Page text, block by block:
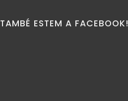
TAMBÉ ESTEM A FACEBOOK!